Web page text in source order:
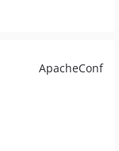
ApacheConf